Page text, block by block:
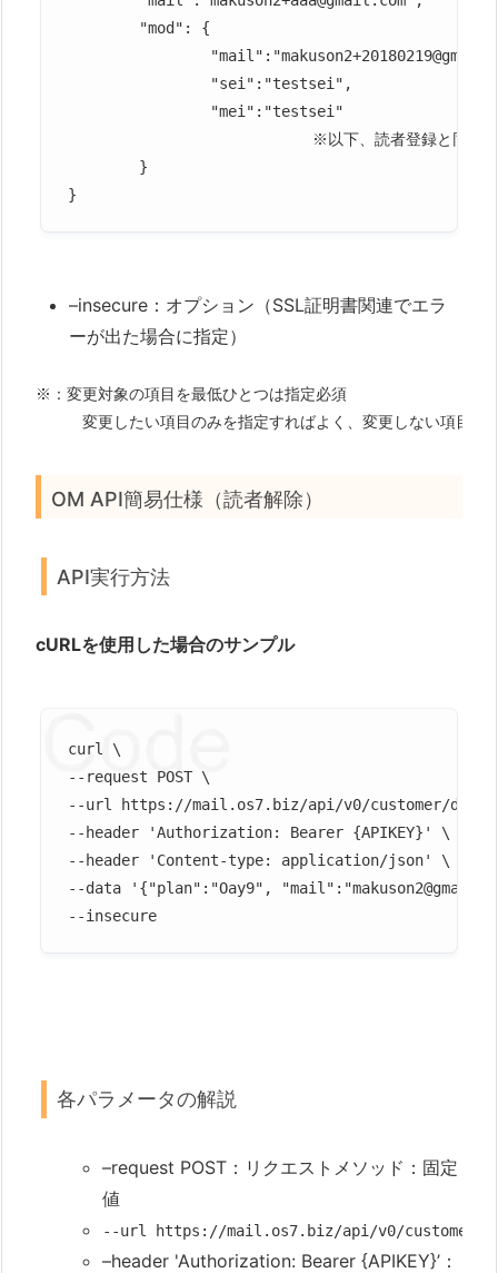
–insecure：オプション（SSL証明書関連でエラ
ーが出た場合に指定）
※：変更対象の項目を最低ひとつは指定必須
OM API簡易仕様（読者解除）
API実行方法
cURLを使用した場合のサンプル
curl \
--request POST \
--url https://mail.os7.biz/api/v0/customer/del \
--header 'Authorization: Bearer {APIKEY}' \
--header 'Content-type: application/json' \
--data '{"plan":"Oay9",
--insecure
各パラメータの解説
–request POST：リクエストメソッド：固定
値
--url https://mail.os7.biz/api/v0/customer/del
–header 'Authorization: Bearer {APIKEY}’：